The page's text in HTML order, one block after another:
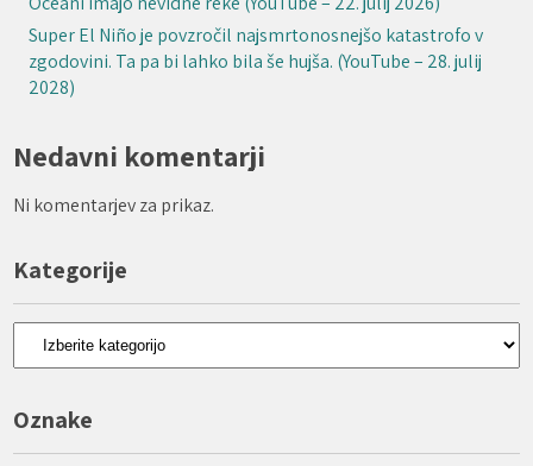
Super El Niño je povzročil najsmrtonosnejšo katastrofo v
zgodovini. Ta pa bi lahko bila še hujša. (YouTube – 28. julij
2028)
Nedavni komentarji
Ni komentarjev za prikaz.
Kategorije
Kategorije
Oznake